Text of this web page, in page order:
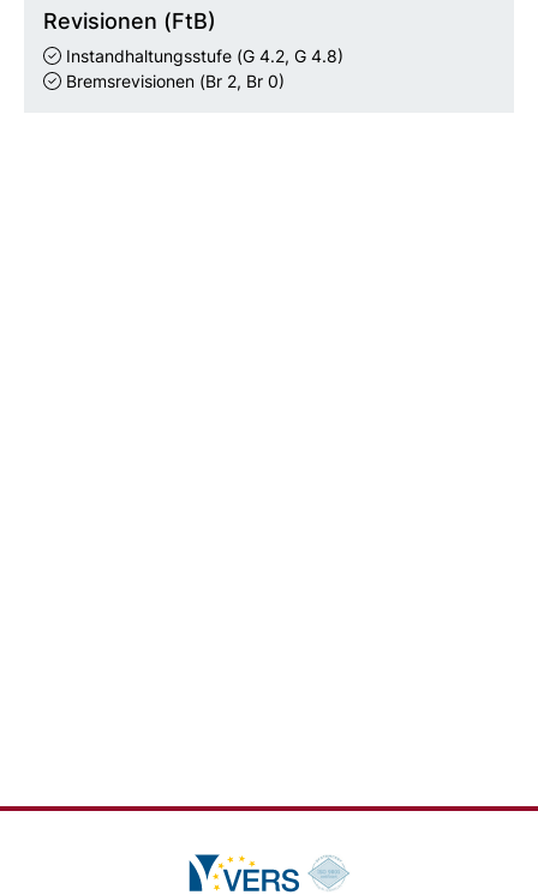
Revisionen (FtB)
Instandhaltungsstufe (G 4.2, G 4.8)
Bremsrevisionen (Br 2, Br 0)